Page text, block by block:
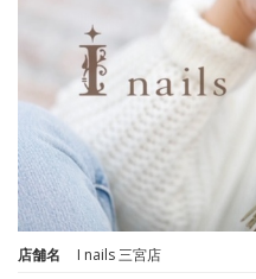
店舗名
I nails 三宮店